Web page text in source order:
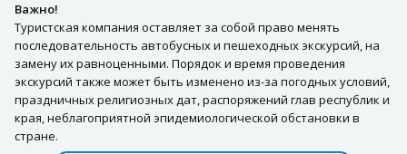
Важно!
Туристская компания оставляет за собой право менять
последовательность автобусных и пешеходных экскурсий, на
замену их равноценными. Порядок и время проведения
экскурсий также может быть изменено из-за погодных условий,
праздничных религиозных дат, распоряжений глав республик и
края, неблагоприятной эпидемиологической обстановки в
стране.